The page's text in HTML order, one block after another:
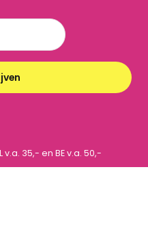
v.a. 35,- en BE v.a. 50,-